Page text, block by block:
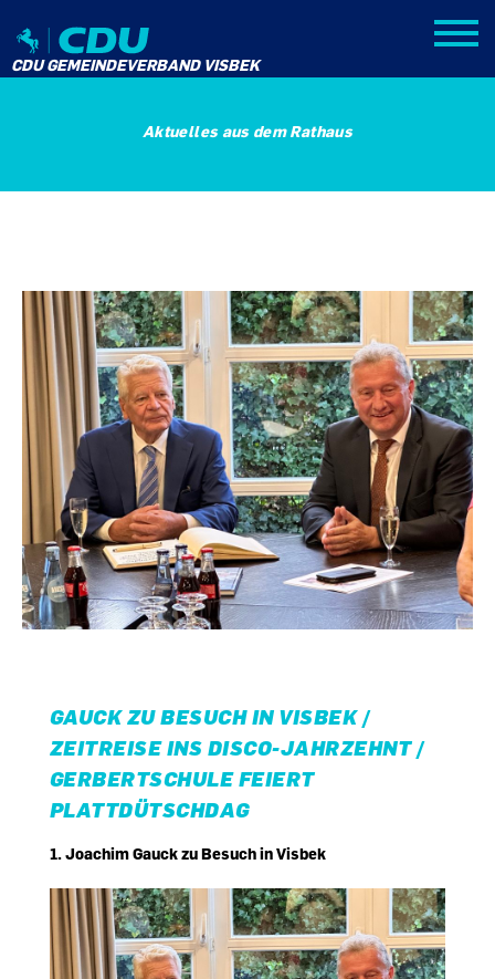
CDU GEMEINDEVERBAND VISBEK
Aktuelles aus dem Rathaus
GAUCK ZU BESUCH IN VISBEK /
ZEITREISE INS DISCO-JAHRZEHNT /
GERBERTSCHULE FEIERT
PLATTDÜTSCHDAG
1. Joachim Gauck zu Besuch in Visbek